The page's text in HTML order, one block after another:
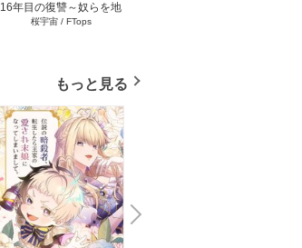
16年目の復讐～奴らを地
獄に送るまで 1巻
桜宇宙/ FTops
もっと見る
N
e
x
t